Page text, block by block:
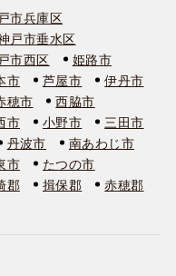
市兵庫区
戸市垂水区
市西区
姫路市
市 芦屋市
伊丹市
穂市
西脇市
市 小野市
三田市
丹波市
南あわじ市
市
たつの市
郡 揖保郡
赤穂郡